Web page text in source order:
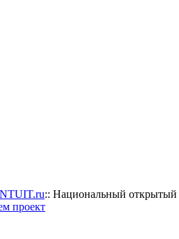
:: Национальный
проект